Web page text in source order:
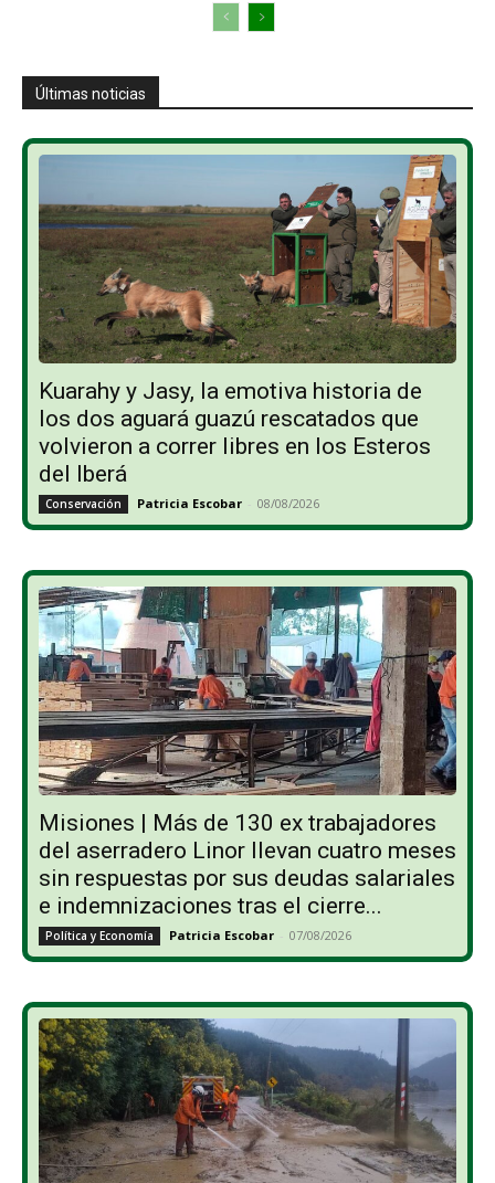
Últimas noticias
Kuarahy y Jasy, la emotiva historia de
los dos aguará guazú rescatados que
volvieron a correr libres en los Esteros
del Iberá
Conservación Patricia Escobar - 08/08/2026
Misiones | Más de 130 ex trabajadores
del aserradero Linor llevan cuatro meses
sin respuestas por sus deudas salariales
e indemnizaciones tras el cierre...
Política y Economía Patricia Escobar - 07/08/2026